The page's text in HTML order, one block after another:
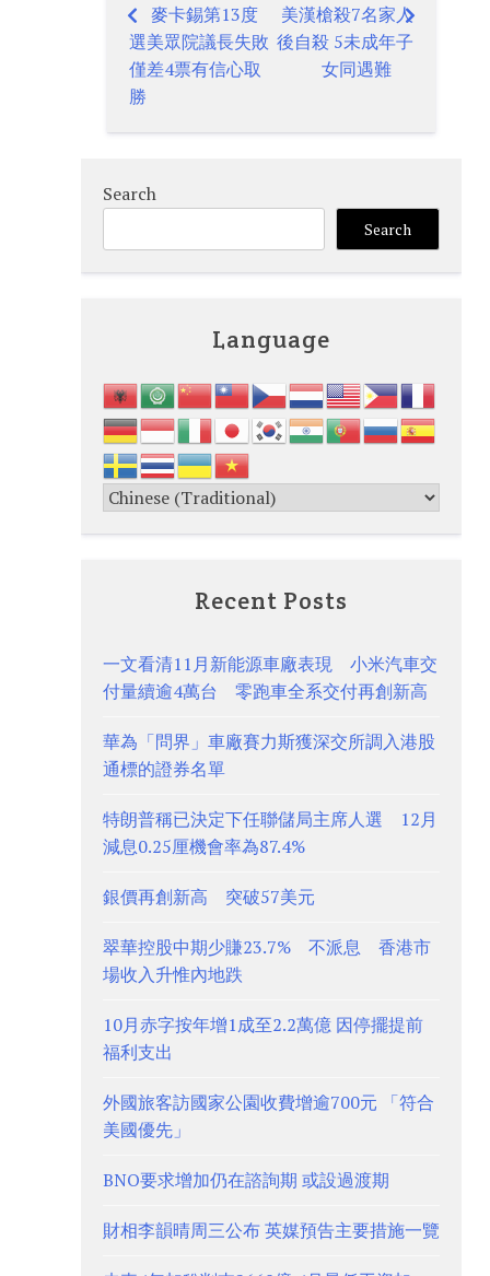
Post
navigation
麥卡錫第13度
選美眾院議長失敗
僅差4票有信心取
勝
美漢槍殺7名家人
後自殺 5未成年子
女同遇難
Search
Search
Language
Recent Posts
一文看清11月新能源車廠表現 小米汽車交
付量續逾4萬台 零跑車全系交付再創新高
華為「問界」車廠賽力斯獲深交所調入港股
通標的證券名單
特朗普稱已決定下任聯儲局主席人選 12月
減息0.25厘機會率為87.4%
銀價再創新高 突破57美元
翠華控股中期少賺23.7% 不派息 香港市
場收入升惟內地跌
10月赤字按年增1成至2.2萬億 因停擺提前
福利支出
外國旅客訪國家公園收費增逾700元 「符合
美國優先」
BNO要求增加仍在諮詢期 或設過渡期
財相李韻晴周三公布 英媒預告主要措施一覽